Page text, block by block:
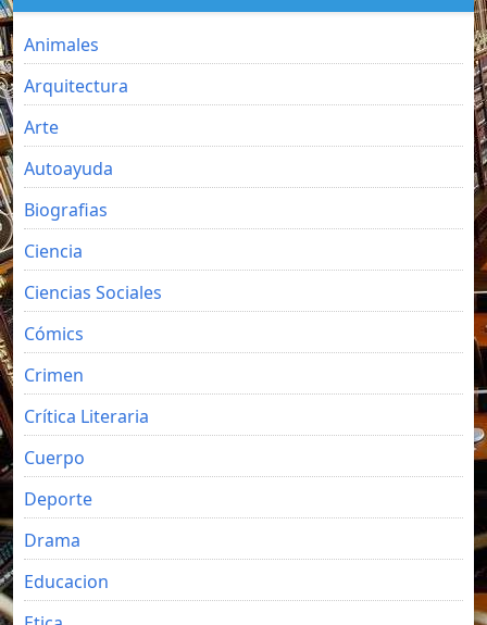
Animales
Arquitectura
Arte
Autoayuda
Biografias
Ciencia
Ciencias Sociales
Cómics
Crimen
Crítica Literaria
Cuerpo
Deporte
Drama
Educacion